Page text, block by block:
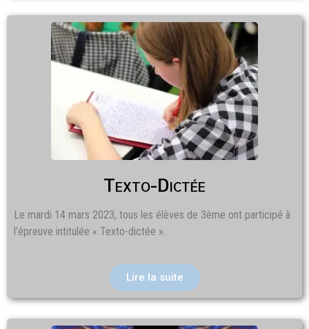
Texto-Dictée
Le mardi 14 mars 2023, tous les élèves de 3ème ont participé à
l’épreuve intitulée « Texto-dictée ».
Lire la suite